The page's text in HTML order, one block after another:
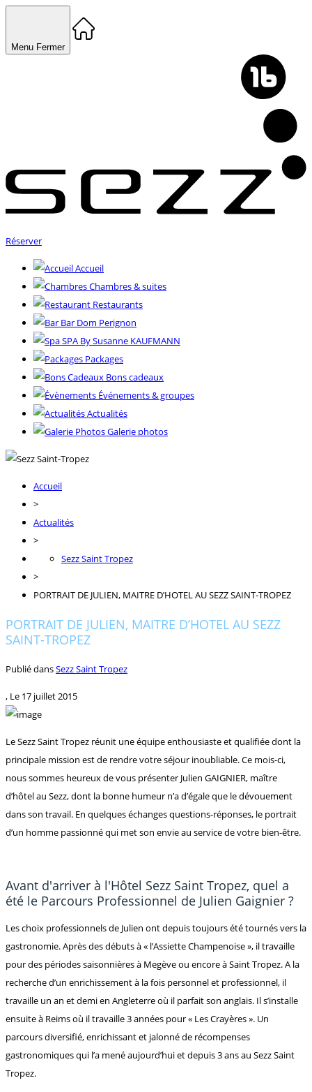
Menu Fermer
Réserver
Accueil
Chambres & suites
Restaurants
Bar Dom Perignon
SPA By Susanne KAUFMANN
Packages
Bons cadeaux
Événements & groupes
Actualités
Galerie photos
Accueil
>
Actualités
>
Sezz Saint Tropez
>
PORTRAIT DE JULIEN, MAITRE D’HOTEL AU SEZZ SAINT-TROPEZ
PORTRAIT DE JULIEN, MAITRE D’HOTEL AU SEZZ
SAINT-TROPEZ
Publié dansSezz Saint Tropez
, Le 17 juillet 2015
Le Sezz Saint Tropez réunit une équipe enthousiaste et qualifiée dont la
principale mission est de rendre votre séjour inoubliable. Ce mois-ci,
nous sommes heureux de vous présenter Julien GAIGNIER, maître
d’hôtel au Sezz, dont la bonne humeur n’a d’égale que le dévouement
dans son travail. En quelques échanges questions-réponses, le portrait
d’un homme passionné qui met son envie au service de votre bien-être.
Avant d'arriver à l'Hôtel Sezz Saint Tropez, quel a
été le Parcours Professionnel de Julien Gaignier ?
Les choix professionnels de Julien ont depuis toujours été tournés vers la
gastronomie. Après des débuts à « l’Assiette Champenoise », il travaille
pour des périodes saisonnières à Megève ou encore à Saint Tropez. A la
recherche d’un enrichissement à la fois personnel et professionnel, il
travaille un an et demi en Angleterre où il parfait son anglais. Il s’installe
ensuite à Reims où il travaille 3 années pour « Les Crayères ». Un
parcours diversifié, enrichissant et jalonné de récompenses
gastronomiques qui l’a mené aujourd’hui et depuis 3 ans au Sezz Saint
Tropez.